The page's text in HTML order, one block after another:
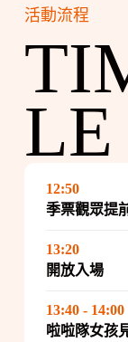
活動流程
LE
12:50
季票觀眾提
13:20
開放入場
13:40 - 14:00
啦啦隊女孩